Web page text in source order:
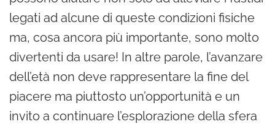
legati ad alcune di queste condizioni fisiche
ma, cosa ancora più importante, sono molto
divertenti da usare! In altre parole, l’avanzare
dell’età non deve rappresentare la fine del
piacere ma piuttosto un’opportunità e un
invito a continuare l’esplorazione della sfera